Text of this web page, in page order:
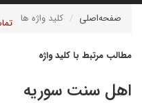
صفحه‌اصلی کلید واژه ها
مطالب مرتبط با کلید واژه
اهل سنت سوریه